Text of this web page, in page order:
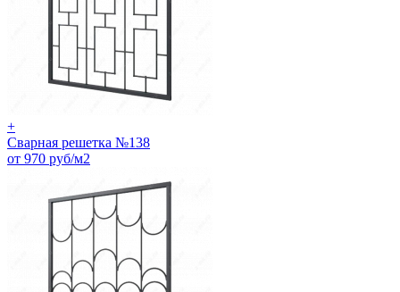
+
Сварная решетка №138
от 970 руб/м2